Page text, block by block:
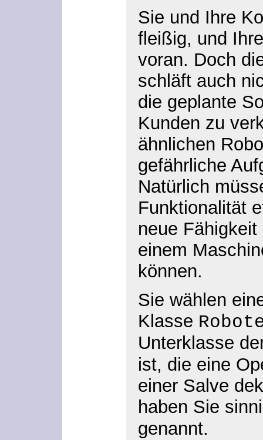
Sie und Ihre
fleißig, und
voran. Doch
schläft auch
die geplante
Kunden zu
ähnlichen
gefährliche
Natürlich
Funktionalität
neue
einem
können.
Sie wählen
Klasse
Unterklasse
ist, die eine
einer Salve
haben Sie
genannt.